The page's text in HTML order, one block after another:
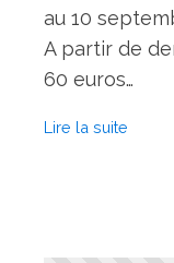
au 10
A partir de
60 euros…
Lire la suite